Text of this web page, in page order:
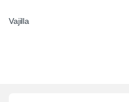
Vajilla